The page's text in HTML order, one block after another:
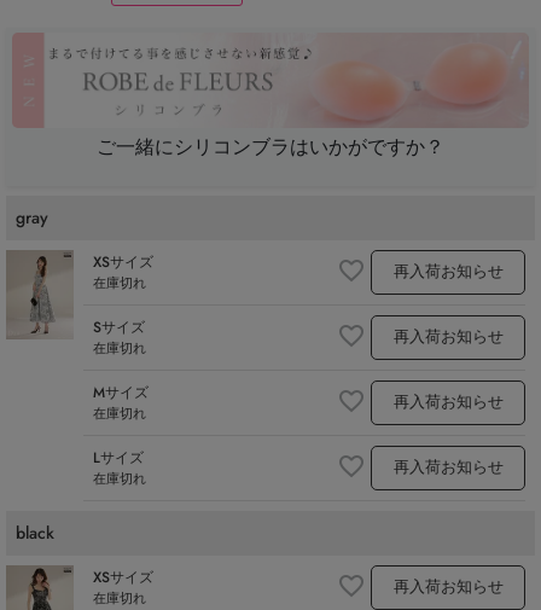
ご一緒にシリコンブラはいかがですか？
gray
XSサイズ
在庫切れ 再入荷お知らせ
Sサイズ
在庫切れ 再入荷お知らせ
Mサイズ
在庫切れ 再入荷お知らせ
Lサイズ
在庫切れ 再入荷お知らせ
black
XSサイズ
在庫切れ 再入荷お知らせ